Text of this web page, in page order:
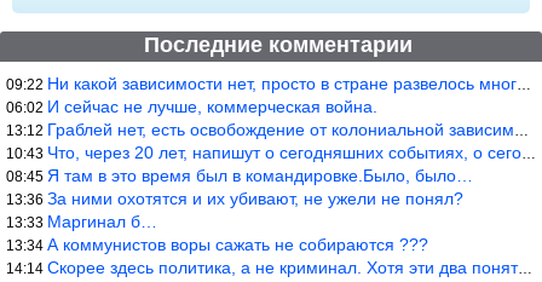
Последние комментарии
09:22 Ни какой зависимости нет, просто в стране развелось много ипанут
06:02 И сейчас не лучше, коммерческая война.
13:12 Граблей нет, есть освобождение от колониальной зависимости, это
10:43 Что, через 20 лет, напишут о сегодняшних событиях, о сегодняшней
08:45 Я там в это время был в командировке.Было, было…
13:36 За ними охотятся и их убивают, не ужели не понял?
13:33 Маргинал б…
13:34 А коммунистов воры сажать не собираются ???
14:14 Скорее здесь политика, а не криминал. Хотя эти два понятия начин